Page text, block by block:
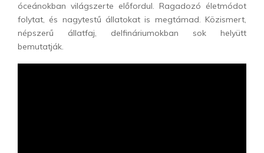
óceánokban világszerte előfordul. Ragadozó életmódot
folytat, és nagytestű állatokat is megtámad. Közismert,
népszerű állatfaj, delfináriumokban sok helyütt
bemutatják.